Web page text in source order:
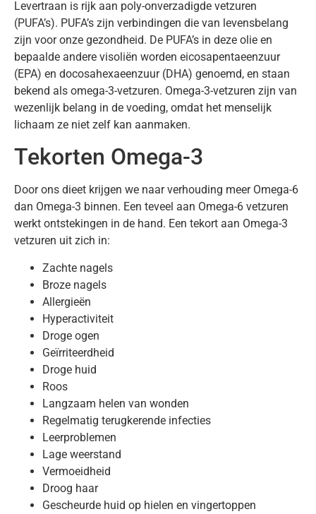
Levertraan is rijk aan poly-onverzadigde vetzuren
(PUFA’s). PUFA’s zijn verbindingen die van levensbelang
zijn voor onze gezondheid. De PUFA’s in deze olie en
bepaalde andere visoliën worden eicosapentaeenzuur
(EPA) en docosahexaeenzuur (DHA) genoemd, en staan
bekend als omega-3-vetzuren. Omega-3-vetzuren zijn van
wezenlijk belang in de voeding, omdat het menselijk
lichaam ze niet zelf kan aanmaken.
Tekorten Omega-3
Door ons dieet krijgen we naar verhouding meer Omega-6
dan Omega-3 binnen. Een teveel aan Omega-6 vetzuren
werkt ontstekingen in de hand. Een tekort aan Omega-3
vetzuren uit zich in:
Zachte nagels
Broze nagels
Allergieën
Hyperactiviteit
Droge ogen
Geïrriteerdheid
Droge huid
Roos
Langzaam helen van wonden
Regelmatig terugkerende infecties
Leerproblemen
Lage weerstand
Vermoeidheid
Droog haar
Gescheurde huid op hielen en vingertoppen